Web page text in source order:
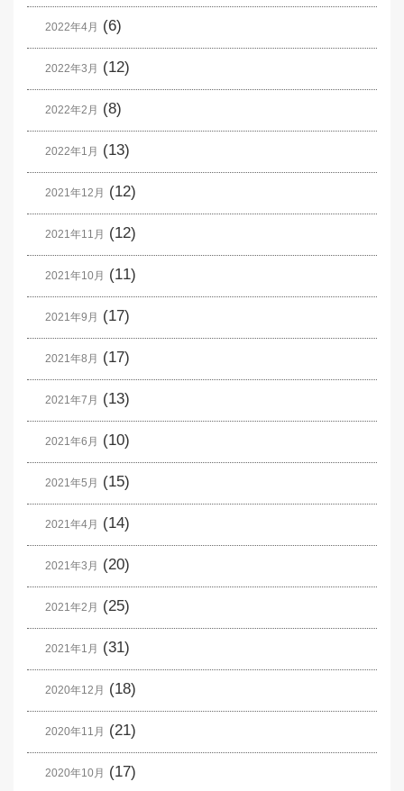
2022年4月 (6)
2022年3月 (12)
2022年2月 (8)
2022年1月 (13)
2021年12月 (12)
2021年11月 (12)
2021年10月 (11)
2021年9月 (17)
2021年8月 (17)
2021年7月 (13)
2021年6月 (10)
2021年5月 (15)
2021年4月 (14)
2021年3月 (20)
2021年2月 (25)
2021年1月 (31)
2020年12月 (18)
2020年11月 (21)
2020年10月 (17)